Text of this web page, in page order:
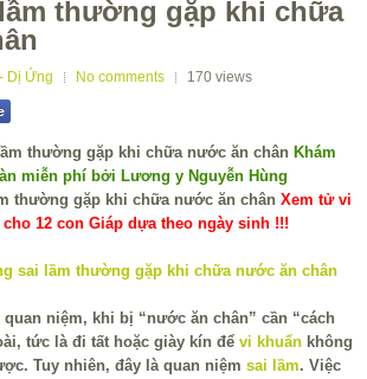
thường gặp khi chữa
Dị Ứng No comments 170 views
Khám
miễn phí bởi Lương y Nguyễn Hùng
Xem tử vi
12 con Giáp dựa theo ngày sinh !!!
niệm, khi bị “nước ăn chân” cần “cách
tức là đi tất hoặc giày kín để vi khuẩn không
Tuy nhiên, đây là quan niệm sai lầm. Việc